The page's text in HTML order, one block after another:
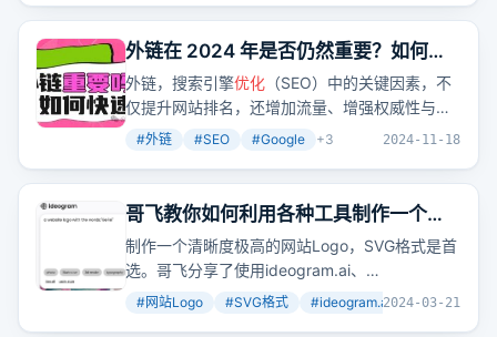
外链在 2024 年是否仍然重要？如何快
速的给手头网站上外链？
外链，搜索引擎优化 （SEO）中的关键因素，不
仅提升网站排名，还增加流量、增强权威性与品
牌知名度。Google评估外链时，会考虑数量、质
#外链 #SEO #Google +3 2024-11-18
哥飞教你如何利用各种工具制作一个
SVG格式的Logo
制作一个清晰度极高的网站Logo，SVG格式是首
选。哥飞分享了使用ideogram.ai、
ClipDrop.co/cleanup和Vectorizer.ai三个工具，
#网站Logo #SVG格式 #ideogram.ai +2
2024-03-21